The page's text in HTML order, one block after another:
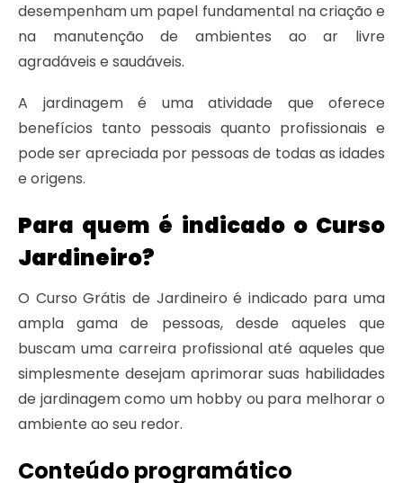
desempenham um papel fundamental na criação e
na manutenção de ambientes ao ar livre
agradáveis e saudáveis.
A jardinagem é uma atividade que oferece
benefícios tanto pessoais quanto profissionais e
pode ser apreciada por pessoas de todas as idades
e origens.
Para quem é indicado o Curso
Jardineiro?
O Curso Grátis de Jardineiro é indicado para uma
ampla gama de pessoas, desde aqueles que
buscam uma carreira profissional até aqueles que
simplesmente desejam aprimorar suas habilidades
de jardinagem como um hobby ou para melhorar o
ambiente ao seu redor.
Conteúdo programático